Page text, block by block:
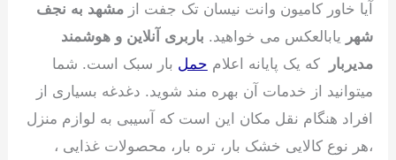
آیا خاور کامیون وانت نیسان تک جفت ازمشهد به نجف
شهر یابالعکس می خواهید. باربری آنلاین و هوشمند
مدیربارکه یک پایانه اعلام حمل بار سبک است. شما
میتوانید از خدمات آن بهره مند شوید. دغدغه بسیاری از
افراد هنگام نقل مکان این است که آسیبی به لوازم منزل
،هر نوع کالایی خشک بار، تره بار، محصولات غذایی ،